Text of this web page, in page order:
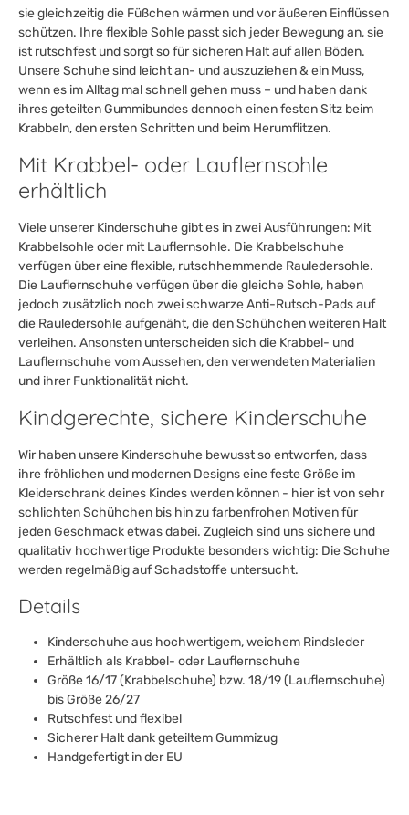
sie gleichzeitig die Füßchen wärmen und vor äußeren Einflüssen
schützen. Ihre flexible Sohle passt sich jeder Bewegung an, sie
ist rutschfest und sorgt so für sicheren Halt auf allen Böden.
Unsere Schuhe sind leicht an- und auszuziehen & ein Muss,
wenn es im Alltag mal schnell gehen muss – und haben dank
ihres geteilten Gummibundes dennoch einen festen Sitz beim
Krabbeln, den ersten Schritten und beim Herumflitzen.
Mit Krabbel- oder Lauflernsohle
erhältlich
Viele unserer Kinderschuhe gibt es in zwei Ausführungen: Mit
Krabbelsohle oder mit Lauflernsohle. Die Krabbelschuhe
verfügen über eine flexible, rutschhemmende Rauledersohle.
Die Lauflernschuhe verfügen über die gleiche Sohle, haben
jedoch zusätzlich noch zwei schwarze Anti-Rutsch-Pads auf
die Rauledersohle aufgenäht, die den Schühchen weiteren Halt
verleihen. Ansonsten unterscheiden sich die Krabbel- und
Lauflernschuhe vom Aussehen, den verwendeten Materialien
und ihrer Funktionalität nicht.
Kindgerechte, sichere Kinderschuhe
Wir haben unsere Kinderschuhe bewusst so entworfen, dass
ihre fröhlichen und modernen Designs eine feste Größe im
Kleiderschrank deines Kindes werden können - hier ist von sehr
schlichten Schühchen bis hin zu farbenfrohen Motiven für
jeden Geschmack etwas dabei. Zugleich sind uns sichere und
qualitativ hochwertige Produkte besonders wichtig: Die Schuhe
werden regelmäßig auf Schadstoffe untersucht.
Details
Kinderschuhe aus hochwertigem, weichem Rindsleder
Erhältlich als Krabbel- oder Lauflernschuhe
Größe 16/17 (Krabbelschuhe) bzw. 18/19 (Lauflernschuhe)
bis Größe 26/27
Rutschfest und flexibel
Sicherer Halt dank geteiltem Gummizug
Handgefertigt in der EU